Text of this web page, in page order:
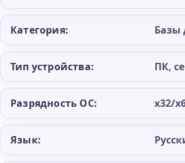
Категория: Базы
Тип устройства: ПК,
Разрядность ОС: x32/
Язык: